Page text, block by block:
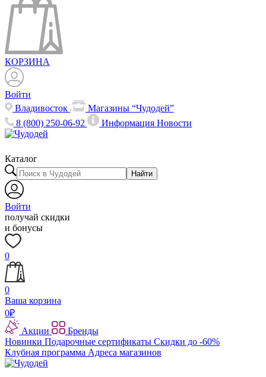
КОРЗИНА
Войти
Владивосток
Магазины “Чудодей”
8 (800) 250-06-92
ИнформацияНовости
Каталог
Найти
Войти
получай скидки
и бонусы
0
0
Ваша корзина
0₽
Акции
Бренды
Новинки Подарочные сертификаты Скидки до -60%
Клубная программа Адреса магазинов